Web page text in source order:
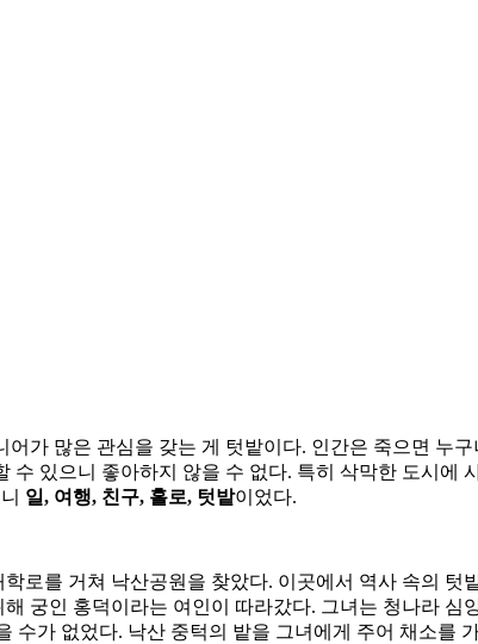
가 많은 관심을 갖는 게 텃밭이다. 인간은 죽으면 누
있으니 좋아하지 않을 수 없다. 특히 삭막한 도시에
일, 여행, 친구, 홀로, 텃밭이었다.
로를 거쳐 낙산공원을 찾았다. 이곳에서 역사 속의 텃
궁인 홍덕이라는 여인이 따라갔다. 그녀는 청나라
수가 없었다. 낙산 중턱의 밭을 그녀에게 주어 채소를